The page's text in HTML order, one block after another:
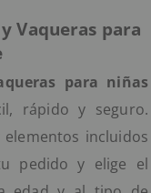
Vaqueras para
para niñas
rápido y seguro.
incluidos
pedido y elige el